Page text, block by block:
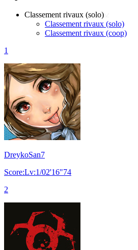
Classement rivaux (solo)
Classement rivaux (solo)
Classement rivaux (coop)
1
DreykoSan7
Score:Lv:1/02'16"74
2